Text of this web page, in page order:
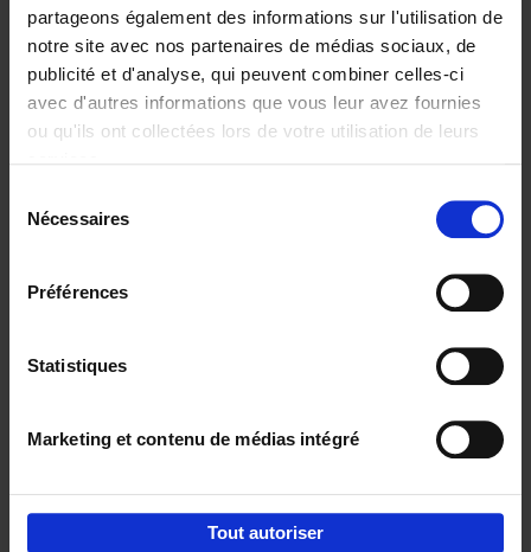
partageons également des informations sur l'utilisation de
notre site avec nos partenaires de médias sociaux, de
publicité et d'analyse, qui peuvent combiner celles-ci
avec d'autres informations que vous leur avez fournies
ou qu'ils ont collectées lors de votre utilisation de leurs
Nécessaires
Préférences
Statistiques
Marketing et contenu de médias intégré
Tout autoriser
€34,99
(EN)